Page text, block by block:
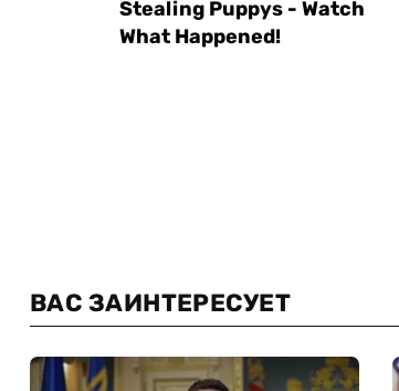
ВАС ЗАИНТЕРЕСУЕТ